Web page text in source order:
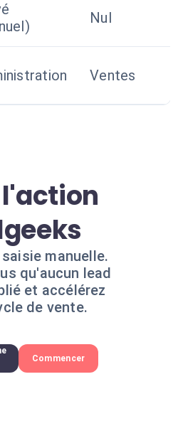
Nul
Ventes
l'action
manuelle.
qu'aucun lead
et accélérez
de vente.
Commencer